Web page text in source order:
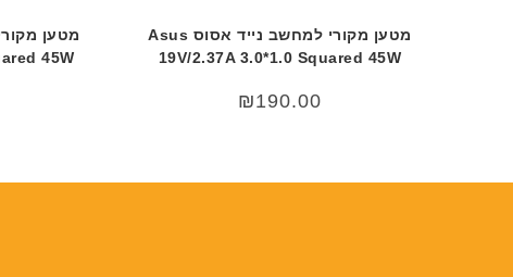
מטען מקורי למחשב נייד אסוס Asus
19V/2.37A 3.0*1.0 Squared 45W
₪190.00
45W